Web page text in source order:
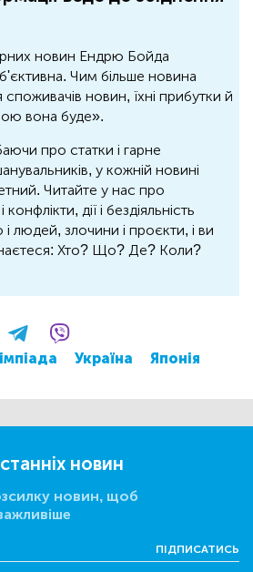
новин Ендрю Бойда
Чим більше новина
новин, їхні прибутки й
вона буде».
про статки і гарне
у кожній новині
Читайте у нас про
конфлікти, дії і бездіяльність
людей, злочини і проєкти, і ви
Хто? Що? Де? Коли?
Україна Японія
новин
новин, щоб
ПІДПИСАТИСЬ